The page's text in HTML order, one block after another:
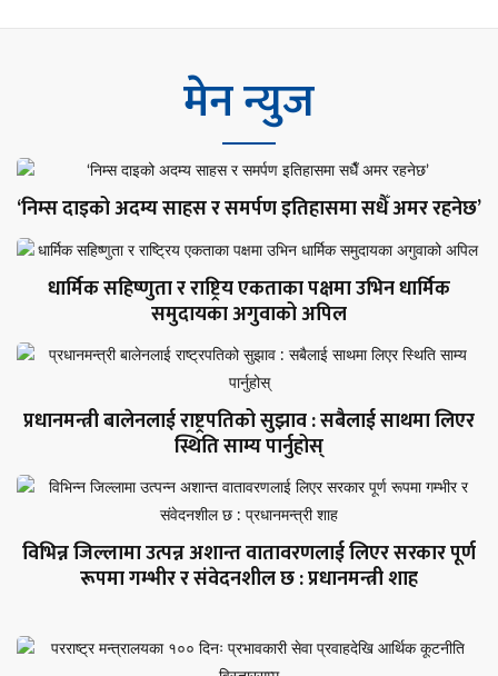
मेन न्युज
‘निम्स दाइको अदम्य साहस र समर्पण इतिहासमा सधैँ अमर रहनेछ’
धार्मिक सहिष्णुता र राष्ट्रिय एकताका पक्षमा उभिन धार्मिक
समुदायका अगुवाको अपिल
प्रधानमन्त्री बालेनलाई राष्ट्रपतिको सुझाव : सबैलाई साथमा लिएर
स्थिति साम्य पार्नुहोस्
विभिन्न जिल्लामा उत्पन्न अशान्त वातावरणलाई लिएर सरकार पूर्ण
रूपमा गम्भीर र संवेदनशील छ : प्रधानमन्त्री शाह